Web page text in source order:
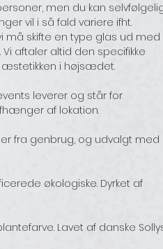
men du kan
vil i så fald variere ifht.
må skifte en type glas ud
aftaler altid den specifikke
i højsædet.
leverer og står for
af lokation.
er fra genbrug, og udvalgt med
økologiske. Dyrket af
Lavet af danske